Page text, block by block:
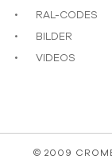
RAL-CODES
BILDER
VIDEOS
© 2009